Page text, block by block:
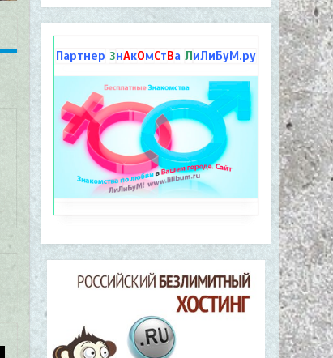
Партнер ЗнАкОмСтВа ЛиЛиБуМ.ру